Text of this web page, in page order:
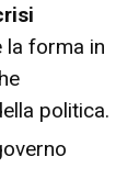
la forma in
politica.